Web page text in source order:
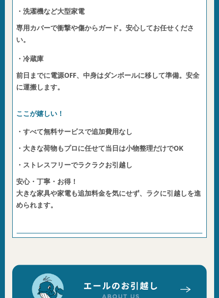
・洗濯機など大型家電
専用カバーで衝撃や傷からガード。安心してお任せくださ
い。
・冷蔵庫
前日までに電源OFF、中身はダンボールに移して準備。安全
に運搬します。
ここが嬉しい！
・すべて無料サービスで追加費用なし
・大きな荷物もプロに任せて当日は小物整理だけでOK
・ストレスフリーでラクラクお引越し
安心・丁寧・お得！
大きな家具や家電も追加料金を気にせず、ラクに引越しを進
められます。